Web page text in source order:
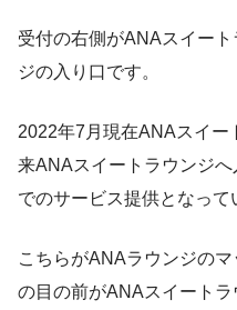
受付の右側がANAスイー
ジの入り口です。
2022年7月現在ANAスイー
来ANAスイートラウンジ
でのサービス提供となって
こちらがANAラウンジの
の目の前がANAスイート